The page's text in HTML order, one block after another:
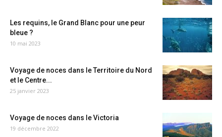
Les requins, le Grand Blanc pour une peur
bleue ?
10 mai 2023
Voyage de noces dans le Territoire du Nord
et le Centre...
25 janvier 2023
Voyage de noces dans le Victoria
19 décembre 2022